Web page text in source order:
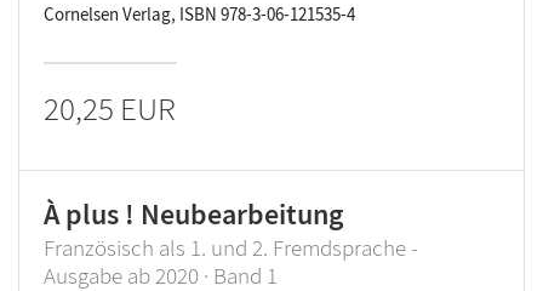
Cornelsen Verlag, ISBN 978-3-06-121535-4
20,25 EUR
À plus ! Neubearbeitung
Französisch als 1. und 2. Fremdsprache -
Ausgabe ab 2020 · Band 1